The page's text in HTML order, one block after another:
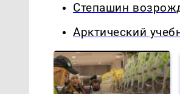
Степашин
Арктический